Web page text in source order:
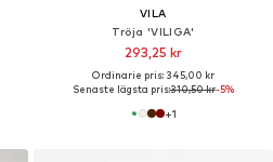
VILA
Tröja 'VILIGA'
293,25 kr
Ordinarie pris: 345,00 kr
Senaste lägsta pris:310,50 kr-5%
+1